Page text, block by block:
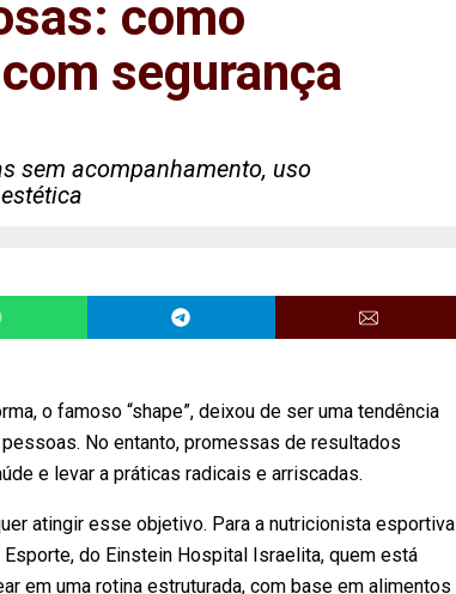
como
segurança
sem acompanhamento, uso
o famoso “shape”, deixou de ser uma tendência
No entanto, promessas de resultados
e levar a práticas radicais e arriscadas.
atingir esse objetivo. Para a nutricionista esportiva
do Einstein Hospital Israelita, quem está
em uma rotina estruturada, com base em alimentos